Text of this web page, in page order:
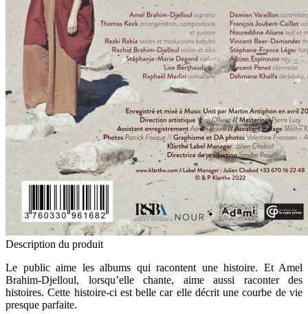
Description du produit
Le public aime les albums qui racontent une histoire. Et Amel
Brahim-Djelloul, lorsqu’elle chante, aime aussi raconter des
histoires. Cette histoire-ci est belle car elle décrit une courbe de vie
presque parfaite.